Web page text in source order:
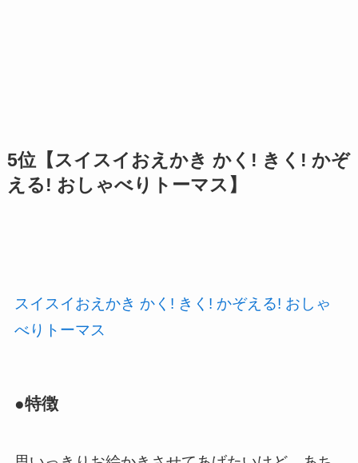
5位【スイスイおえかき かく! きく! かぞ
える! おしゃべりトーマス】
スイスイおえかき かく! きく! かぞえる! おしゃ
べりトーマス
●特徴